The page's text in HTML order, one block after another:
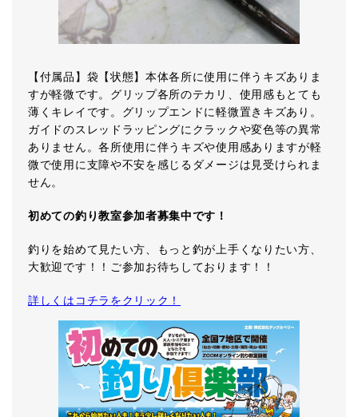
【付属品】袋【状態】本体各所に使用に伴うキズありま
すが軽微です。グリップ各所のテカリ、使用感もとても
薄くキレイです。グリップエンドに軽微置きキズあり。
ガイドのスレッドラッピングにクラックや変色等の異常
ありません。各所使用に伴うキズや使用感ありますが軽
微で使用に支障や不安を感じるダメージは見受けられま
せん。
初めての釣り教室参加者募集中です！
釣りを始めて見たい方、もっと釣が上手くなりたい方、
大歓迎です！！ご参加お待ちしております！！
詳しくはコチラをクリック！